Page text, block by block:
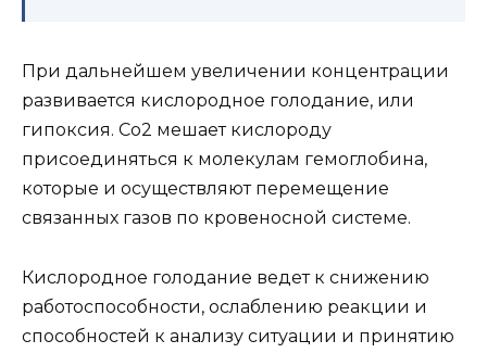
При дальнейшем увеличении концентрации
развивается кислородное голодание, или
гипоксия. Co2 мешает кислороду
присоединяться к молекулам гемоглобина,
которые и осуществляют перемещение
связанных газов по кровеносной системе.
Кислородное голодание ведет к снижению
работоспособности, ослаблению реакции и
способностей к анализу ситуации и принятию